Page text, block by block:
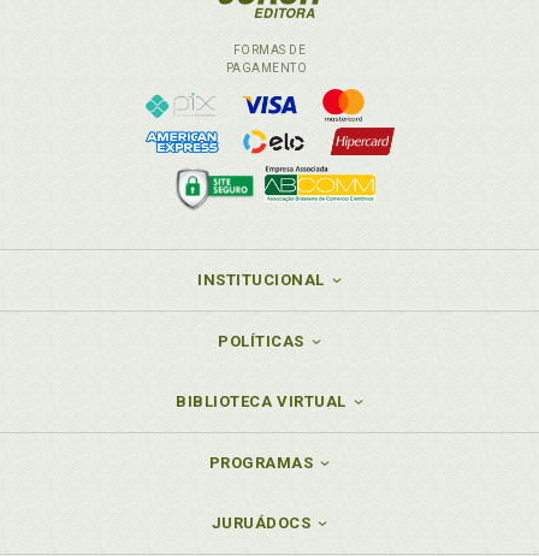
FORMAS DE
PAGAMENTO
INSTITUCIONAL
POLÍTICAS
BIBLIOTECA VIRTUAL
PROGRAMAS
JURUÁDOCS